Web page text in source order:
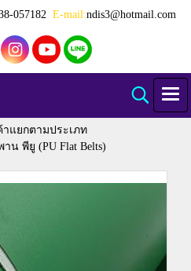
057182 E-mail:ndis3@hotmail.com
แยกตามประเภท
าน พียู (PU Flat Belts)